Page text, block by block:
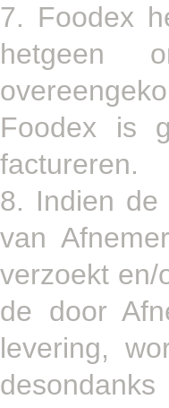
7. Foodex
hetgeen
Foodex is
factureren.
8. Indien de
van
verzoekt en/
de door
levering,